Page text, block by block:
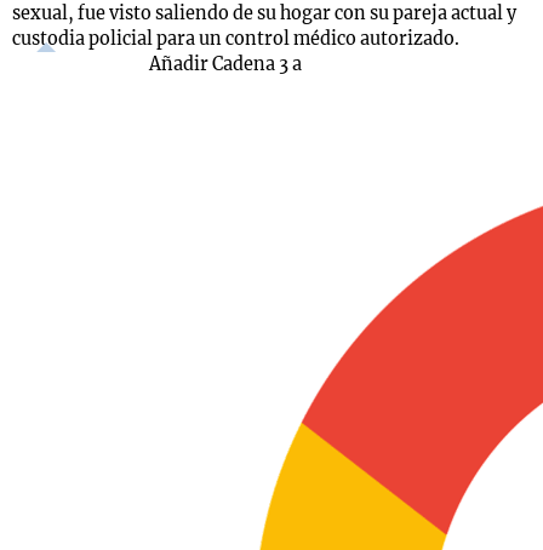
sexual, fue visto saliendo de su hogar con su pareja actual y
custodia policial para un control médico autorizado.
Añadir Cadena 3 a